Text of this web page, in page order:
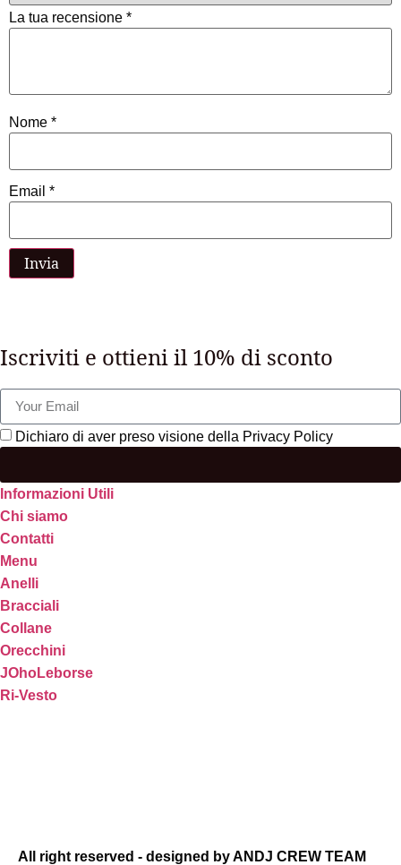
La tua recensione *
Nome *
Email *
Iscriviti e ottieni il 10% di sconto
Dichiaro di aver preso visione della Privacy Policy
Informazioni Utili
Chi siamo
Contatti
Menu
Anelli
Bracciali
Collane
Orecchini
JOhoLeborse
Ri-Vesto
All right reserved - designed by ANDJ CREW TEAM